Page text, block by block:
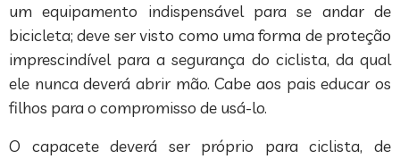
um equipamento indispensável para se andar de
bicicleta; deve ser visto como uma forma de proteção
imprescindível para a segurança do ciclista, da qual
ele nunca deverá abrir mão. Cabe aos pais educar os
filhos para o compromisso de usá-lo.
O capacete deverá ser próprio para ciclista, de